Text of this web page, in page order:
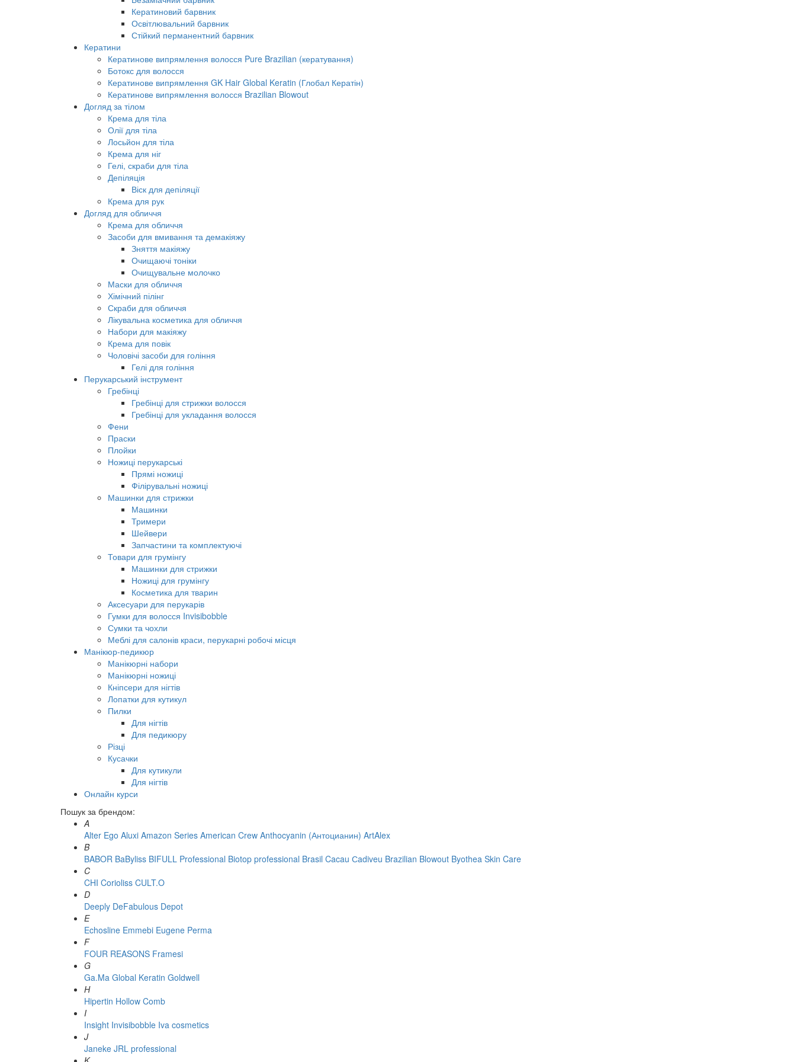
Кератиновий барвник
Освітлювальний барвник
Стійкий перманентний барвник
Кератини
Кератинове випрямлення волосся Pure Brazilian (кератування)
Ботокс для волосся
Кератинове випрямлення GK Hair Global Keratin (Глобал Кератін)
Кератинове випрямлення волосся Brazilian Blowout
Догляд за тілом
Крема для тіла
Олії для тіла
Лосьйон для тіла
Крема для ніг
Гелі, скраби для тіла
Депіляція
Віск для депіляції
Крема для рук
Догляд для обличчя
Крема для обличчя
Засоби для вмивання та демакіяжу
Зняття макіяжу
Очищаючі тоніки
Очищувальне молочко
Маски для обличчя
Хімічний пілінг
Скраби для обличчя
Лікувальна косметика для обличчя
Набори для макіяжу
Крема для повік
Чоловічі засоби для гоління
Гелі для гоління
Перукарський інструмент
Гребінці
Гребінці для стрижки волосся
Гребінці для укладання волосся
Фени
Праски
Плойки
Ножиці перукарські
Прямі ножиці
Філірувальні ножиці
Машинки для стрижки
Машинки
Тримери
Шейвери
Запчастини та комплектуючі
Товари для грумінгу
Машинки для стрижки
Ножиці для грумінгу
Косметика для тварин
Аксесуари для перукарів
Гумки для волосся Invisibobble
Сумки та чохли
Меблі для салонів краси, перукарні робочі місця
Манікюр-педикюр
Манікюрні набори
Манікюрні ножиці
Кніпсери для нігтів
Лопатки для кутикул
Пилки
Для нігтів
Для педикюру
Різці
Кусачки
Для кутикули
Для нігтів
Онлайн курси
Пошук за брендом:
A
Alter Ego Aluxi Amazon Series American Crew Anthocyanin (Антоцианин) ArtAlex
B
BABOR BaByliss BIFULL Professional Biotop professional Brasil Cacau Сadiveu Brazilian Blowout Byothea Skin Care
C
CHI Corioliss CULT.O
D
Deeply DeFabulous Depot
E
Echosline Emmebi Eugene Perma
F
FOUR REASONS Framesi
G
Ga.Ma Global Keratin Goldwell
H
Hipertin Hollow Comb
I
Insight Invisibobble Iva cosmetics
J
Janeke JRL professional